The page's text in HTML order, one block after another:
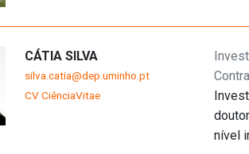
CÁTIA SILVA
silva.catia@dep.uminho.pt
CV CiênciaVitae
nível